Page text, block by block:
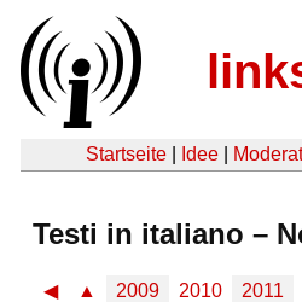
Startseite Idee
Testi in italiano –
◀ ▲ 2009 2010 2011